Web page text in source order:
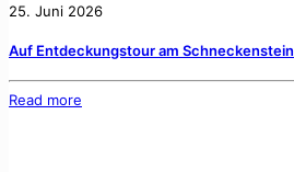
25. Juni 2026
Auf Entdeckungstour am Schneckenstein
Read more